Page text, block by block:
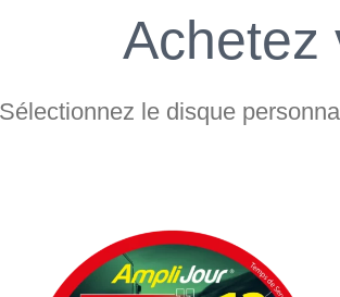
Achetez
Sélectionnez le disque